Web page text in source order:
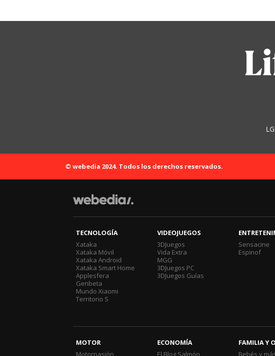
© webedia 2024. Todos los derechos reservados.
TECNOLOGÍA
Xataka
Xataka Móvil
Xataka Android
Xataka Smart Home
Applesfera
Genbeta
Mundo Xiaomi
Territorio S
VIDEOJUEGOS
3DJuegos
Vida Extra
MGG
3DJuegos PC
3DJuegos Guías
Sensacine
Espinof
MOTOR
Motorpasión
ECONOMÍA
El Blog Salmón
FAMILIA Y
Bebés y